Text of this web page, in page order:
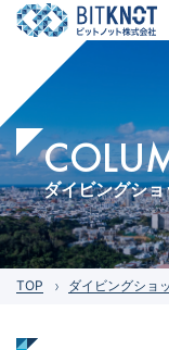
ダイビングシ
TOP ダイビングショ